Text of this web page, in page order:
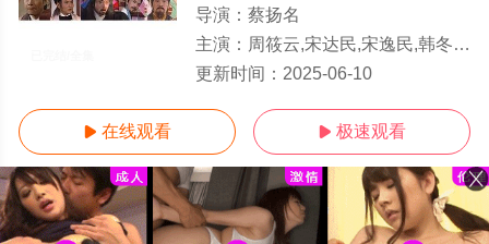
导演： 蔡扬名
主演： 周筱云,宋达民,宋逸民,韩冬冬,徐华凤,杨泽中,白鹰,吴风,冯凯,蔡岳勋,戈伟家
更新时间： 2025-06-10
 在线观看  极速观看